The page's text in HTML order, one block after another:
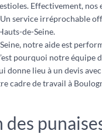
Effectivement,
service irréprochable
de-Seine.
notre aide est
pourquoi notre équipe
donne lieu à un devis
cadre de travail à